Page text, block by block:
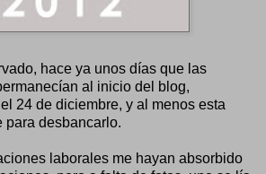
hace ya unos días que las
al inicio del blog,
24 de diciembre, y al menos esta
para desbancarlo.
laborales me hayan absorbido